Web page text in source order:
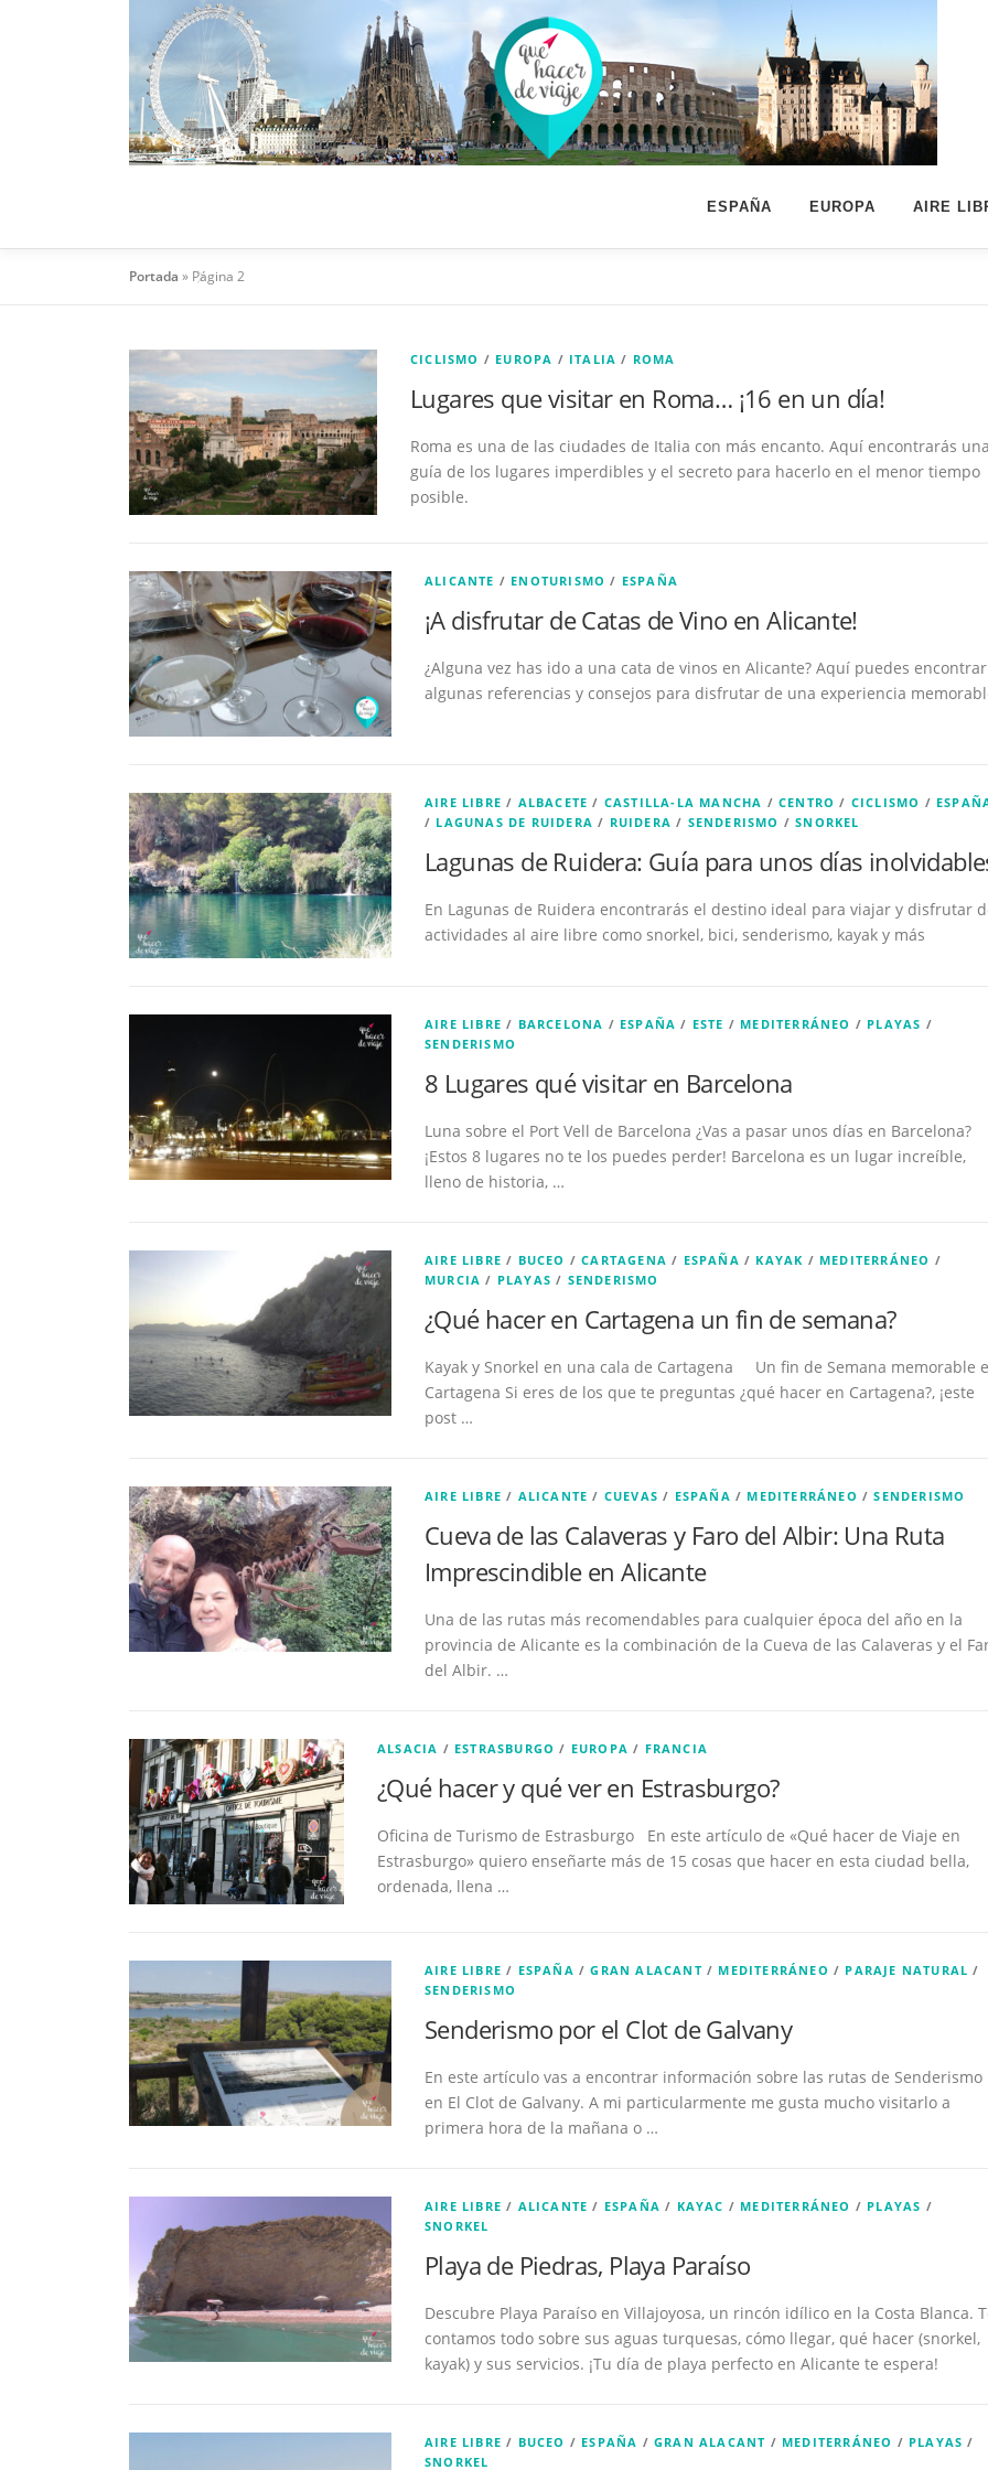
ESPAÑA EUROPA AIRE
Portada » Página 2
CICLISMO / EUROPA / ITALIA / ROMA
Lugares que visitar en Roma… ¡16 en un día!
Roma es una de las ciudades de Italia con más encanto. Aquí encontrarás
guía de los lugares imperdibles y el secreto para hacerlo en el menor tiempo
posible.
ALICANTE / ENOTURISMO / ESPAÑA
¡A disfrutar de Catas de Vino en Alicante!
¿Alguna vez has ido a una cata de vinos en Alicante? Aquí puedes encontrar
algunas referencias y consejos para disfrutar de una experiencia
AIRE LIBRE / ALBACETE / CASTILLA-LA MANCHA /CENTRO / CICLISMO /
/ LAGUNAS DE RUIDERA / RUIDERA / SENDERISMO /SNORKEL
Lagunas de Ruidera: Guía para unos días
En Lagunas de Ruidera encontrarás el destino ideal para viajar y disfrutar
actividades al aire libre como snorkel, bici, senderismo, kayak y más
AIRE LIBRE / BARCELONA / ESPAÑA / ESTE / MEDITERRÁNEO / PLAYAS /
SENDERISMO
8 Lugares qué visitar en Barcelona
Luna sobre el Port Vell de Barcelona ¿Vas a pasar unos días en Barcelona?
¡Estos 8 lugares no te los puedes perder! Barcelona es un lugar increíble,
lleno de historia, …
AIRE LIBRE / BUCEO /CARTAGENA / ESPAÑA / KAYAK / MEDITERRÁNEO /
MURCIA / PLAYAS / SENDERISMO
¿Qué hacer en Cartagena un fin de semana?
Kayak y Snorkel en una cala de Cartagena Un fin de Semana memorable
Cartagena Si eres de los que te preguntas ¿qué hacer en Cartagena?, ¡este
post …
AIRE LIBRE / ALICANTE / CUEVAS / ESPAÑA / MEDITERRÁNEO /SENDERISMO
Cueva de las Calaveras y Faro del Albir: Una Ruta
Imprescindible en Alicante
Una de las rutas más recomendables para cualquier época del año en la
provincia de Alicante es la combinación de la Cueva de las Calaveras y el
del Albir. …
ALSACIA / ESTRASBURGO / EUROPA / FRANCIA
¿Qué hacer y qué ver en Estrasburgo?
Oficina de Turismo de Estrasburgo En este artículo de «Qué hacer de Viaje en
Estrasburgo» quiero enseñarte más de 15 cosas que hacer en esta ciudad bella,
ordenada, llena …
AIRE LIBRE / ESPAÑA /GRAN ALACANT/ MEDITERRÁNEO / PARAJE NATURAL /
SENDERISMO
Senderismo por el Clot de Galvany
En este artículo vas a encontrar información sobre las rutas de Senderismo
en El Clot de Galvany. A mi particularmente me gusta mucho visitarlo a
primera hora de la mañana o …
AIRE LIBRE / ALICANTE / ESPAÑA / KAYAC / MEDITERRÁNEO / PLAYAS /
SNORKEL
Playa de Piedras, Playa Paraíso
Descubre Playa Paraíso en Villajoyosa, un rincón idílico en la Costa Blanca.
contamos todo sobre sus aguas turquesas, cómo llegar, qué hacer (snorkel,
kayak) y sus servicios. ¡Tu día de playa perfecto en Alicante te espera!
AIRE LIBRE / BUCEO / ESPAÑA /GRAN ALACANT / MEDITERRÁNEO / PLAYAS /
SNORKEL